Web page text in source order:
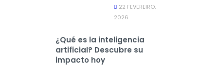
22 FEVEREIRO,
2026
¿Qué es la inteligencia
artificial? Descubre su
impacto hoy